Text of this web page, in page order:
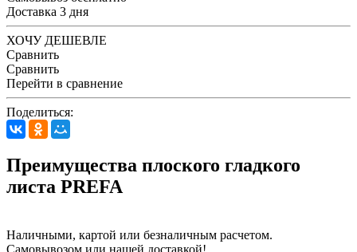
Доставка 3 дня
ХОЧУ ДЕШЕВЛЕ
Сравнить
Сравнить
Перейти в сравнение
Поделиться:
Преимущества плоского гладкого
листа PREFA
Наличными, картой или безналичным расчетом.
Самовывозом или нашей доставкой!